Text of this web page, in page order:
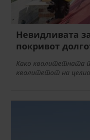
Невидливата
покривот
Како квалитетната
квалитетот на